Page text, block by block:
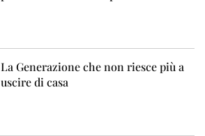
La Generazione che non riesce più a
uscire di casa